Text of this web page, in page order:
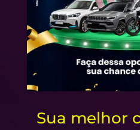
Sua melhor